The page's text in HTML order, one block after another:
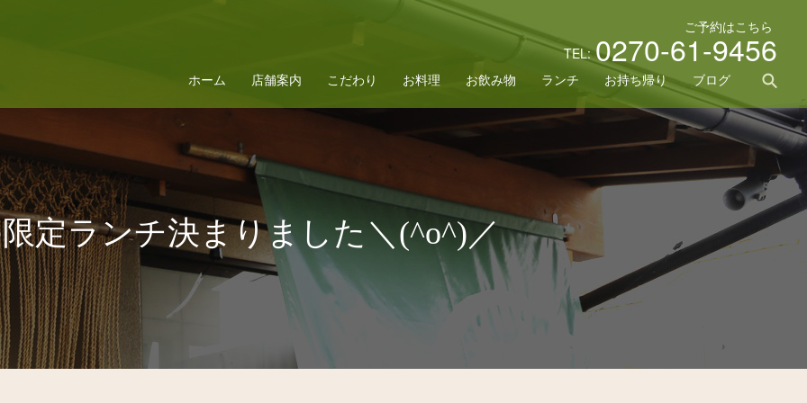
ホーム 店舗案内 こだわり お料理 お飲み物 ランチ お持ち帰り ブログ
ご予約はこちら
TEL: 0270-61-9456
定ランチ決まりました＼(^o^)／